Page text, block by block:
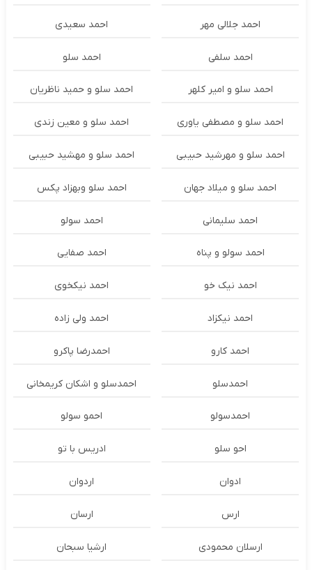
احمد جلالی مهر احمد سعیدی
احمد سلفی احمد سلو
احمد سلو و امیر کلهر احمد سلو و حمید ناظریان
احمد سلو و مصطفی یاوری احمد سلو و معین زندی
احمد سلو و مهرشید حبیبی احمد سلو و مهشید حبیبی
احمد سلو و میلاد جهان احمد سلو وبهزاد پکس
احمد سلیمانی احمد سولو
احمد سولو و پناه احمد صفایی
احمد نیک خو احمد نیکخوی
احمد نیکزاد احمد ولی زاده
احمد کارو احمدرضا پاکرو
احمدسلو احمدسلو و اشکان کریمخانی
احمدسولو احمو سولو
احو سلو ادریس با تو
ادوان اردوان
ارس ارسان
ارسلان محمودی ارشیا سبحان